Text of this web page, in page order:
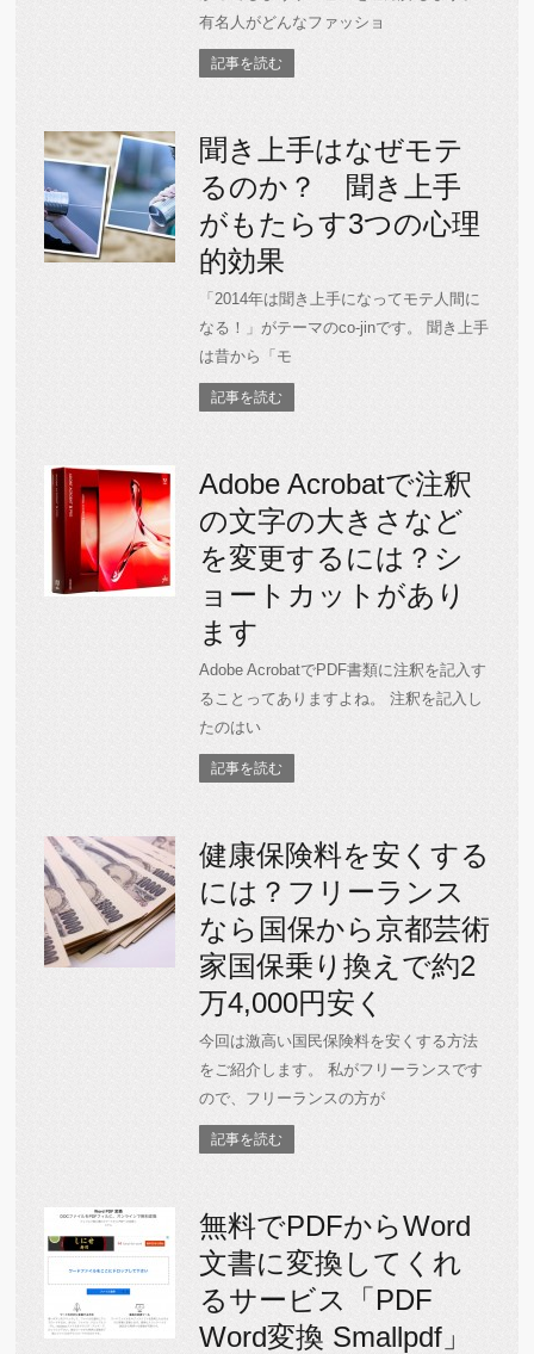
有名人がどんなファッショ
記事を読む
聞き上手はなぜモテ
るのか？ 聞き上手
がもたらす3つの心理
的効果
「2014年は聞き上手になってモテ人間に
なる！」がテーマのco-jinです。 聞き上手
は昔から「モ
記事を読む
Adobe Acrobatで注釈
の文字の大きさなど
を変更するには？シ
ョートカットがあり
ます
Adobe AcrobatでPDF書類に注釈を記入す
ることってありますよね。 注釈を記入し
たのはい
記事を読む
健康保険料を安くする
には？フリーランス
なら国保から京都芸術
家国保乗り換えで約2
万4,000円安く
今回は激高い国民保険料を安くする方法
をご紹介します。 私がフリーランスです
ので、フリーランスの方が
記事を読む
無料でPDFからWord
文書に変換してくれ
るサービス「PDF
Word変換 Smallpdf」